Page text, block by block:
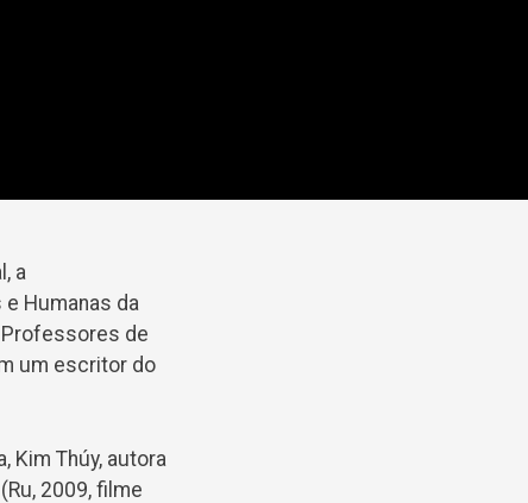
a
Humanas da
Professores de
um escritor do
Kim Thúy, autora
2009, filme